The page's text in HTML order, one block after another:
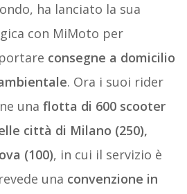
ha lanciato la sua
con MiMoto per
consegne a domicilio
. Ora i suoi rider
una flotta di 600 scooter
città di Milano (250),
(100), in cui il servizio è
una convenzione in